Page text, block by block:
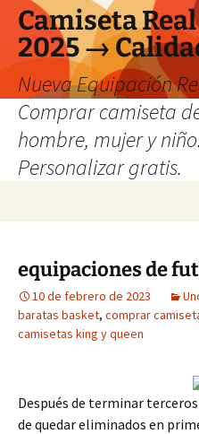
Camiseta
2025 →
Nueva Equipación
Comprar camiseta
hombre, mujer y
Personalizar gratis.
equipaciones de
10 de febrero de 2023
baratas basket, comprar
camisetas king y queen
Después de terminar
de quedar eliminados en